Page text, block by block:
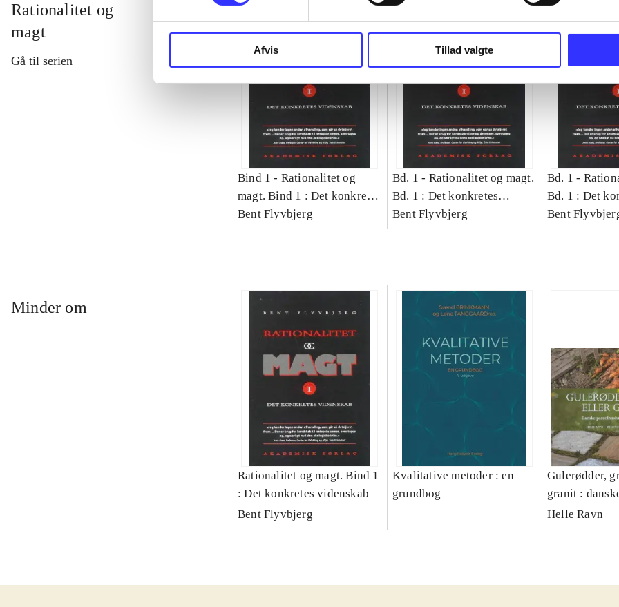
Afvis Tillad valgte
Rationalitet og
magt
Gå til serien
Bind 1 - Rationalitet og
magt. Bind 1 : Det konkretes
videnskab
Bent Flyvbjerg
Bd. 1 - Rationalitet og magt.
Bd. 1 : Det konkretes
videnskab
Bent Flyvbjerg
Bd. 1 -
Bd. 1 : Det
videnskab
Bent
Minder om
Rationalitet og magt. Bind 1
: Det konkretes videnskab
Bent Flyvbjerg
Kvalitative metoder : en
grundbog
Gulerødder,
granit :
Helle Ravn